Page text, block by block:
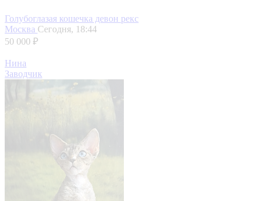
Голубоглазая кошечка девон рекс
Москва Сегодня, 18:44
50 000 ₽
Нина
Заводчик